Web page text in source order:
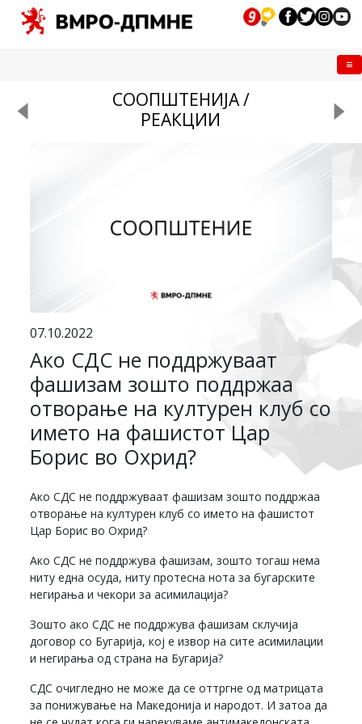
СООПШТЕНИЈА /
РЕАКЦИИ
07.10.2022
Ако СДС не поддржуваат
фашизам зошто поддржаа
отворање на културен клуб со
името на фашистот Цар
Борис во Охрид?
Ако СДС не поддржуваат фашизам зошто поддржаа
отворање на културен клуб со името на фашистот
Цар Борис во Охрид?
Ако СДС не поддржува фашизам, зошто тогаш нема
ниту една осуда, ниту протесна нота за бугарските
негирања и чекори за асимилација?
Зошто ако СДС не поддржува фашизам склучија
договор со Бугарија, кој е извор на сите асимилации
и негирања од страна на Бугарија?
СДС очигледно не може да се оттргне од матрицата
за понижување на Македонија и народот. И затоа да